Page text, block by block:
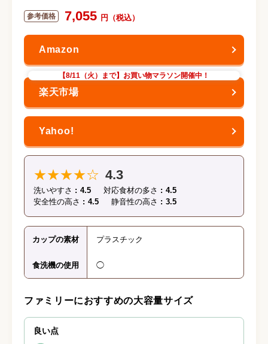
7,055
【8/11（火）まで】お買い物マラソン開催中！
★★★★☆ 4.3
洗いやすさ 4.5 対応食材の多さ
4.5
安全性の高さ
4.5 静音性の高さ 3.5
カップの素材 プラスチック
食洗機の使用 ◯
ファミリーにおすすめの大容量サイズ
良い点